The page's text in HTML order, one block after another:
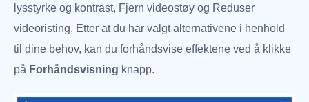
lysstyrke og kontrast, Fjern videostøy og Reduser
videoristing. Etter at du har valgt alternativene i henhold
til dine behov, kan du forhåndsvise effektene ved å klikke
på Forhåndsvisning knapp.